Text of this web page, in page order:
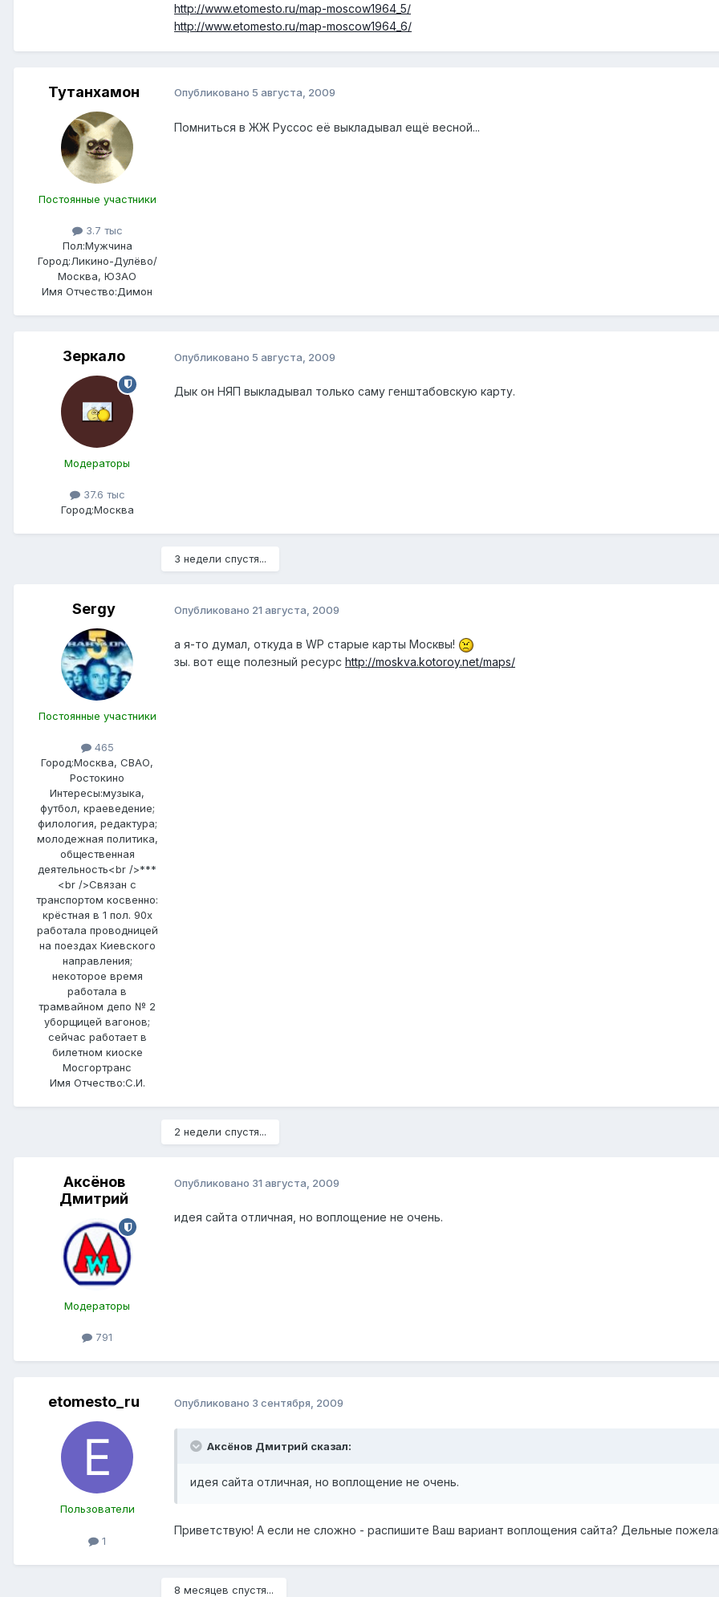
http://www.etomesto.ru/map-moscow1964_5/
http://www.etomesto.ru/map-moscow1964_6/
Тутанхамон
Постоянные участники
3.7 тыс
Пол:Мужчина
Город:Ликино-Дулёво/
Москва, ЮЗАО
Имя Отчество:Димон
Опубликовано 5 августа, 2009
Помниться в ЖЖ Руссос её выкладывал ещё весной...
Зеркало
Модераторы
37.6 тыс
Город:Москва
Опубликовано 5 августа, 2009
Дык он НЯП выкладывал только саму генштабовскую карту.
3 недели спустя...
Sergy
Постоянные участники
465
Город:Москва, СВАО,
Ростокино
Интересы:музыка,
футбол, краеведение;
филология, редактура;
молодежная политика,
общественная
деятельность<br />***
<br />Связан с
транспортом косвенно:
крёстная в 1 пол. 90х
работала проводницей
на поездах Киевского
направления;
некоторое время
работала в
трамвайном депо № 2
уборщицей вагонов;
сейчас работает в
билетном киоске
Мосгортранс
Имя Отчество:С.И.
Опубликовано 21 августа, 2009
а я-то думал, откуда в WP старые карты Москвы!
зы. вот еще полезный ресурс http://moskva.kotoroy.net/maps/
2 недели спустя...
Аксёнов
Дмитрий
Модераторы
791
Опубликовано 31 августа, 2009
идея сайта отличная, но воплощение не очень.
etomesto_ru
Пользователи
1
Опубликовано 3 сентября, 2009
Аксёнов Дмитрий сказал:
идея сайта отличная, но воплощение не очень.
Приветствую! А если не сложно - распишите Ваш вариант воплощения сайта? Дельные
8 месяцев спустя...